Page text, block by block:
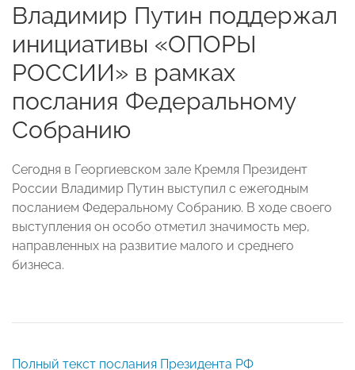
Владимир Путин поддержал
инициативы «ОПОРЫ
РОССИИ» в рамках
послания Федеральному
Собранию
Сегодня в Георгиевском зале Кремля Президент
России Владимир Путин выступил с ежегодным
посланием Федеральному Собранию. В ходе своего
выступления он особо отметил значимость мер,
направленных на развитие малого и среднего
бизнеса.
Полный текст послания Президента РФ